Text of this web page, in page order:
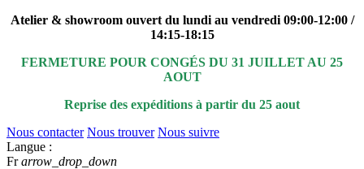
Atelier & showroom ouvert du lundi au vendredi 09:00-12:00 /
14:15-18:15
FERMETURE POUR CONGÉS DU 31 JUILLET AU 25
AOUT
Reprise des expéditions à partir du 25 aout
Nous contacter Nous trouver Nous suivre
Langue :
Fr arrow_drop_down